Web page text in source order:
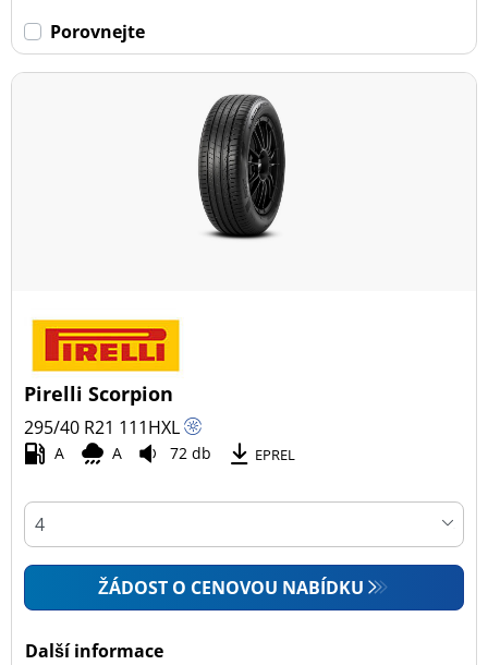
Porovnejte
Pirelli Scorpion
295/40 R21 111HXL
A A 72 db EPREL
ŽÁDOST O CENOVOU NABÍDKU
Další informace